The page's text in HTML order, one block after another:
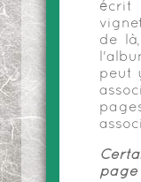
écrit
de
peut
page